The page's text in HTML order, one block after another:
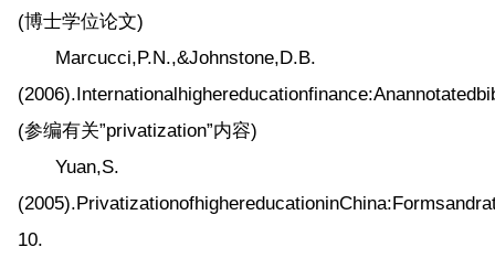
(博士学位论文)
Marcucci,P.N.,&Johnstone,D.B.
(参编有关”privatization”内容)
Yuan,S.
10.